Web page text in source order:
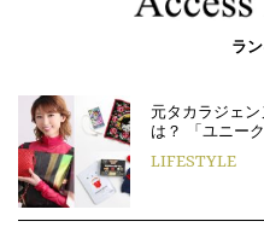
ラ
元タカラジェ
は？ 「ユニー
LIFESTYLE